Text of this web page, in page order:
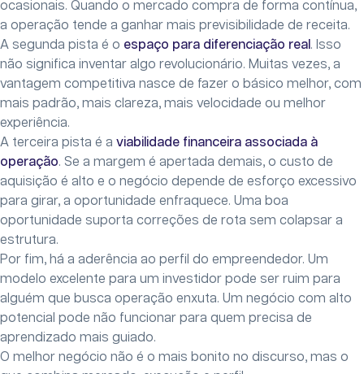
ocasionais. Quando o mercado compra de forma contínua,
a operação tende a ganhar mais previsibilidade de receita.
A segunda pista é o espaço para diferenciação real . Isso
não significa inventar algo revolucionário. Muitas vezes, a
vantagem competitiva nasce de fazer o básico melhor, com
mais padrão, mais clareza, mais velocidade ou melhor
experiência.
A terceira pista é a viabilidade financeira associada à
operação. Se a margem é apertada demais, o custo de
aquisição é alto e o negócio depende de esforço excessivo
para girar, a oportunidade enfraquece. Uma boa
oportunidade suporta correções de rota sem colapsar a
estrutura.
Por fim, há a aderência ao perfil do empreendedor. Um
modelo excelente para um investidor pode ser ruim para
alguém que busca operação enxuta. Um negócio com alto
potencial pode não funcionar para quem precisa de
aprendizado mais guiado.
O melhor negócio não é o mais bonito no discurso, mas o